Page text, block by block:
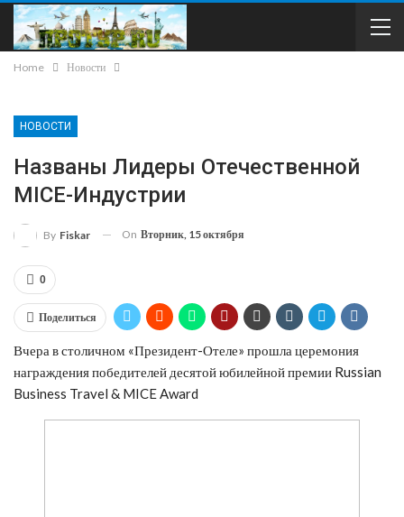
Home Новости
НОВОСТИ
Названы Лидеры Отечественной
MICE-Индустрии
By Fiskar On Вторник, 15 октября
0
Поделиться
Вчера в столичном «Президент-Отеле» прошла церемония
награждения победителей десятой юбилейной премии Russian
Business Travel & MICE Award